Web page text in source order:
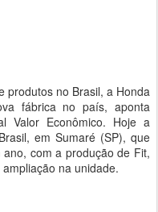
produtos no Brasil, a Honda
fábrica no país, aponta
Valor Econômico. Hoje a
em Sumaré (SP), que
com a produção de Fit,
na unidade.